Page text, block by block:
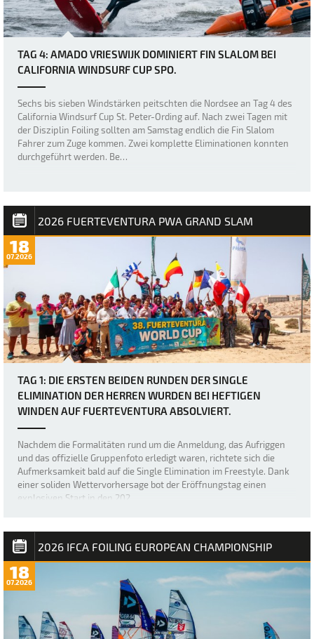
TAG 4: AMADO VRIESWIJK DOMINIERT FIN SLALOM BEI
CALIFORNIA WINDSURF CUP SPO.
Sechs bis sieben Windstärken peitschten die Nordsee an Tag 4 des
California Windsurf Cup St. Peter-Ording auf. Nach zwei Tagen mit
der Disziplin Foiling sollten am Samstag endlich die Fin Slalom
Fahrer zum Zuge kommen. Zwei komplette Eliminationen konnten
durchgeführt werden. Be…
2026 FUERTEVENTURA PWA GRAND SLAM
18
07.2026
TAG 1: DIE ERSTEN BEIDEN RUNDEN DER SINGLE
ELIMINATION DER HERREN WURDEN BEI HEFTIGEN
WINDEN AUF FUERTEVENTURA ABSOLVIERT.
Nachdem die Formalitäten rund um die Anmeldung, das Aufriggen
und das offizielle Gruppenfoto erledigt waren, richtete sich die
Aufmerksamkeit bald auf die Single Elimination im Freestyle. Dank
einer soliden Wettervorhersage bot der Eröffnungstag einen
explosiven Start in den 202…
2026 IFCA FOILING EUROPEAN CHAMPIONSHIP
18
07.2026